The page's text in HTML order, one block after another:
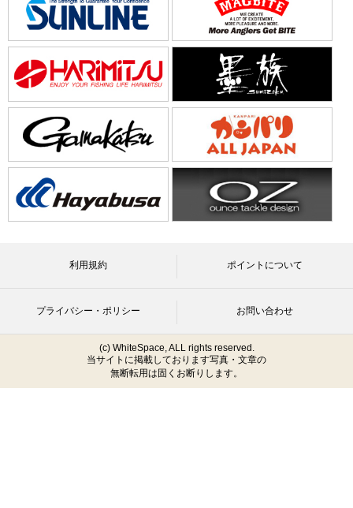
利用規約 ポイントについて
プライバシー・ポリシー お問い合わせ
(c) WhiteSpace, ALL rights reserved.
当サイトに掲載しております写真・文章の
無断転用は固くお断りします。